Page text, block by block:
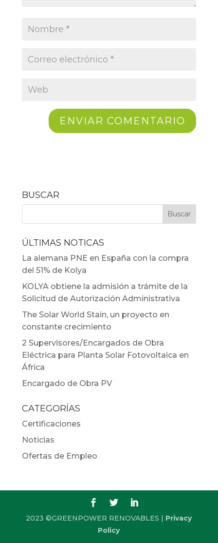
BUSCAR
ÚLTIMAS NOTICAS
La alemana PNE en España con la compra
del 51% de Kolya
KOLYA obtiene la admisión a trámite de la
Solicitud de Autorización Administrativa
The Solar World Stain, un proyecto en
constante crecimiento
2 Supervisores/Encargados de Obra
Eléctrica para Planta Solar Fotovoltaica en
África
Encargado de Obra PV
CATEGORÍAS
Certificaciones
Noticias
Ofertas de Empleo
2023 ©GREENPOWER RENOVABLES | Privacy
Policy